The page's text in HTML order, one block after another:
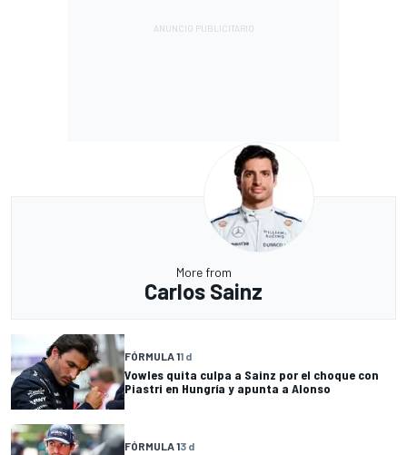
More from
Carlos Sainz
FÓRMULA 11 d
Vowles quita culpa a Sainz por el choque con
Piastri en Hungría y apunta a Alonso
FÓRMULA 13 d